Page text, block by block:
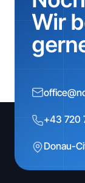
Wir
+43 720
Donau-